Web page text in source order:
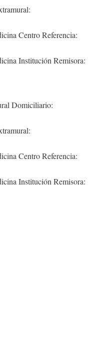
Centro Referencia:
Institución Remisora:
Domiciliario:
Centro Referencia:
Institución Remisora: